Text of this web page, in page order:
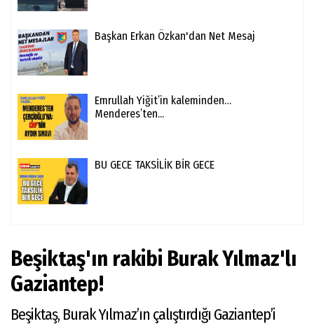
Başkan Erkan Özkan'dan Net Mesaj
Emrullah Yiğit’in kaleminden…
Menderes’ten...
BU GECE TAKSİLİK BİR GECE
Beşiktaş'ın rakibi Burak Yılmaz'lı
Gaziantep!
Beşiktaş, Burak Yılmaz’ın çalıştırdığı Gaziantep’i